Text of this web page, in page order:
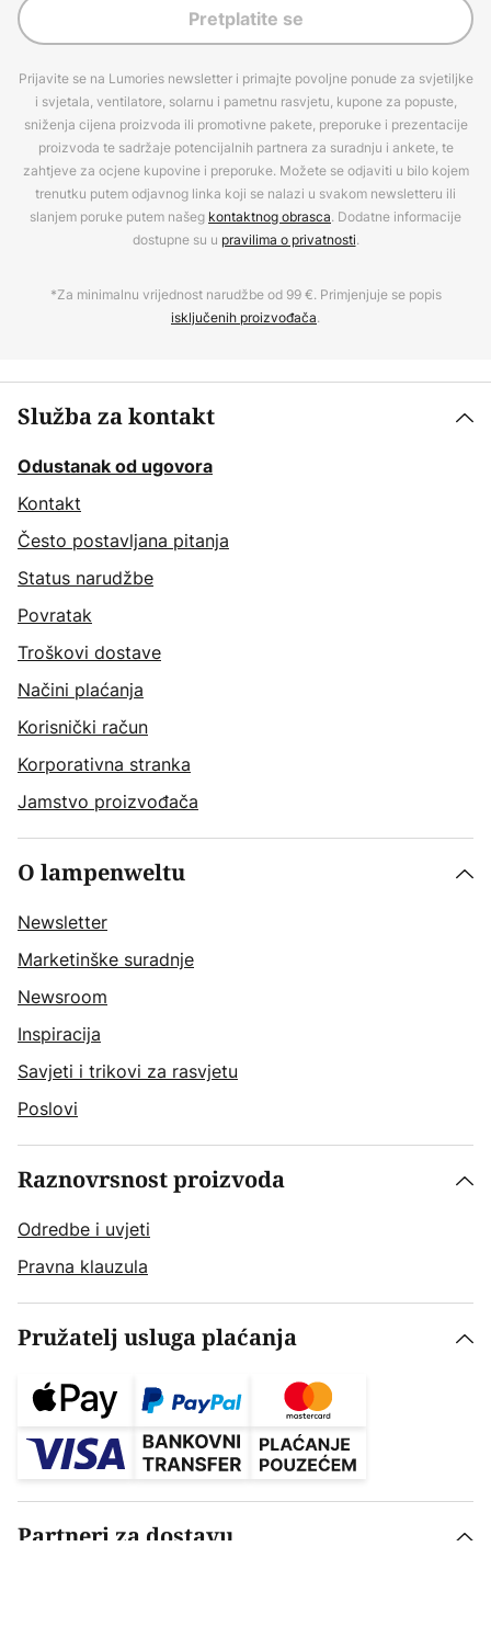
Pretplatite se
Prijavite se na Lumories newsletter i primajte povoljne ponude za svjetiljke
i svjetala, ventilatore, solarnu i pametnu rasvjetu, kupone za popuste,
sniženja cijena proizvoda ili promotivne pakete, preporuke i prezentacije
proizvoda te sadržaje potencijalnih partnera za suradnju i ankete, te
zahtjeve za ocjene kupovine i preporuke. Možete se odjaviti u bilo kojem
trenutku putem odjavnog linka koji se nalazi u svakom newsletteru ili
slanjem poruke putem našeg kontaktnog obrasca. Dodatne informacije
dostupne su u pravilima o privatnosti.
*Za minimalnu vrijednost narudžbe od 99 €. Primjenjuje se popis
isključenih proizvođača.
Služba za kontakt
Odustanak od ugovora
Kontakt
Često postavljana pitanja
Status narudžbe
Povratak
Troškovi dostave
Načini plaćanja
Korisnički račun
Korporativna stranka
Jamstvo proizvođača
O lampenweltu
Newsletter
Marketinške suradnje
Newsroom
Inspiracija
Savjeti i trikovi za rasvjetu
Poslovi
Raznovrsnost proizvoda
Odredbe i uvjeti
Pravna klauzula
Pružatelj usluga plaćanja
Partneri za dostavu